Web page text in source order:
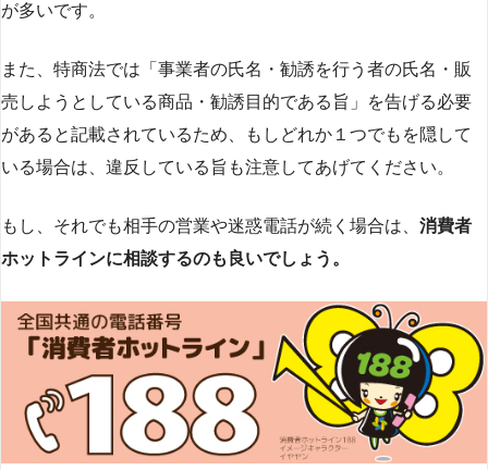
が多いです​​。
また、特商法では「事業者の氏名・勧誘を行う者の氏名・販
売しようとしている商品・勧誘目的である旨」を告げる必要
があると記載されているため、もしどれか１つでもを隠して
いる場合は、違反している旨も注意してあげてください。
もし、それでも相手の営業や迷惑電話が続く場合は、 消費者
ホットラインに相談するのも良いでしょう。